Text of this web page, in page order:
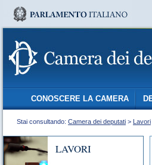
CONOSCERE LA CAMERA
Stai consultando: Camera dei deputati > Lavori
LAVORI